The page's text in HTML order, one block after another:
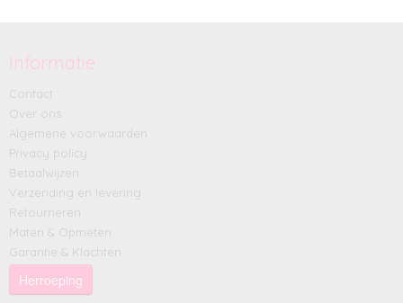
Informatie
Contact
Over ons
Algemene voorwaarden
Privacy policy
Betaalwijzen
Verzending en levering
Retourneren
Maten & Opmeten
Garantie & Klachten
Herroeping